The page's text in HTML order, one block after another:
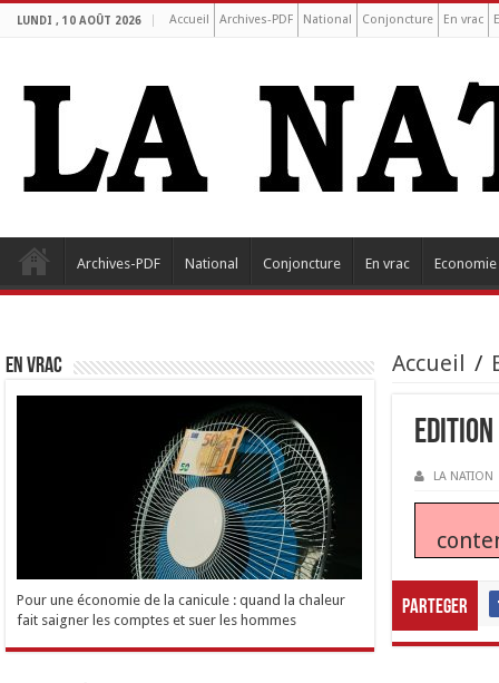
LUNDI , 10 AOÛT 2026 Accueil Archives-PDF National Conjoncture En vrac
Archives-PDF National Conjoncture En vrac Economie
Accueil /
LA NATION
Parteger
EN VRAC
Pour une économie de la canicule : quand la chaleur
fait saigner les comptes et suer les hommes